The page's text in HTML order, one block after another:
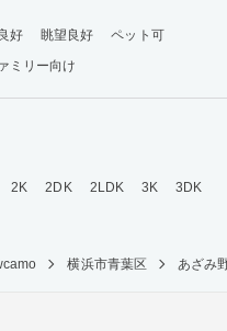
好 眺望良好
ペット可
ミリー向け
2K 2DK 2LDK 3K
3DK
横浜市青葉区 あざみ